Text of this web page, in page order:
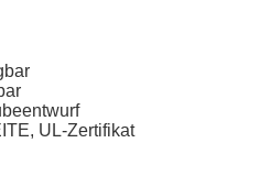
UL-Zertifikat